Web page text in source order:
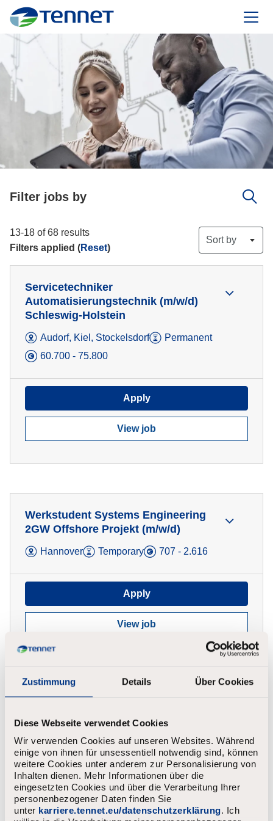
Zustimmung Details Über Cookies
Diese Webseite verwendet Cookies
Wir verwenden Cookies auf unseren Websites. Während
einige von ihnen für unsessentiell notwendig sind, können
weitere Cookies unter anderem zur Personalisierung von
Inhalten dienen. Mehr Informationen über die
eingesetzten Cookies und über die Verarbeitung Ihrer
personenbezogener Daten finden Sie
unter karriere.tennet.eu/datenschutzerklärung. Ich
TenneT
Filter jobs by
13-18 of 68 results
Filters applied (Reset)
Sort by
Servicetechniker
Automatisierungstechnik (m/w/d)
Schleswig-Holstein
Audorf, Kiel, Stockelsdorf
Permanent
60.700 - 75.800
Apply
View job
Werkstudent Systems Engineering
2GW Offshore Projekt (m/w/d)
Hannover Temporary 707 - 2.616
Apply
View job
Offshore Operations (m/w/d)
Hamburg, Hannover
Temporary
2.238 - 2.238
Apply